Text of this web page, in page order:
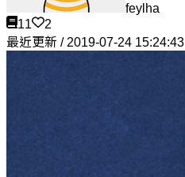
feylha
11
2
最近更新 / 2019-07-24 15:24:43